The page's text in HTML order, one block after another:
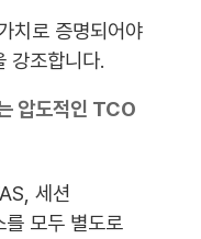
치로 증명되어야
강조합니다.
압도적인 TCO
세션
모두 별도로